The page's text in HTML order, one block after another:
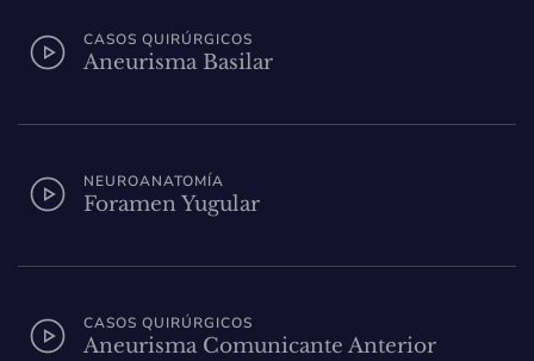
CASOS QUIRÚRGICOS
Aneurisma Basilar
NEUROANATOMÍA
Foramen Yugular
CASOS QUIRÚRGICOS
Aneurisma Comunicante Anterior